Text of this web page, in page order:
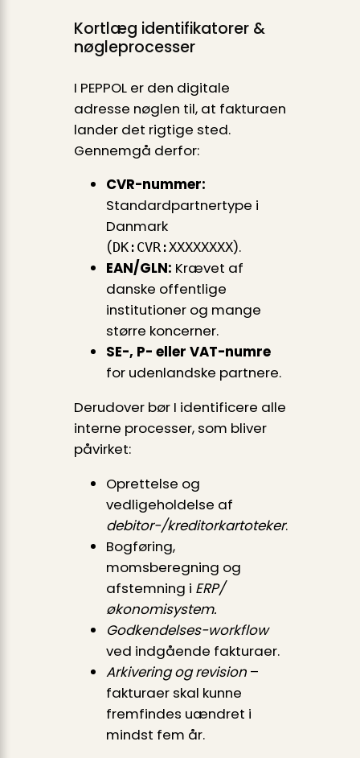
Kortlæg identifikatorer &
nøgleprocesser
I PEPPOL er den digitale
adresse nøglen til, at fakturaen
lander det rigtige sted.
Gennemgå derfor:
CVR-nummer:
Standardpartnertype i
Danmark
(DK:CVR:XXXXXXXX).
EAN/GLN: Krævet af
danske offentlige
institutioner og mange
større koncerner.
SE-, P- eller VAT-numre
for udenlandske partnere.
Derudover bør I identificere alle
interne processer, som bliver
påvirket:
Oprettelse og
vedligeholdelse af
debitor-/kreditorkartoteker.
Bogføring,
momsberegning og
afstemning i ERP/
økonomisystem.
Godkendelses-workflow
ved indgående fakturaer.
Arkivering og revision–
fakturaer skal kunne
fremfindes uændret i
mindst fem år.